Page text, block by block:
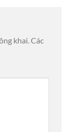
khai.Các